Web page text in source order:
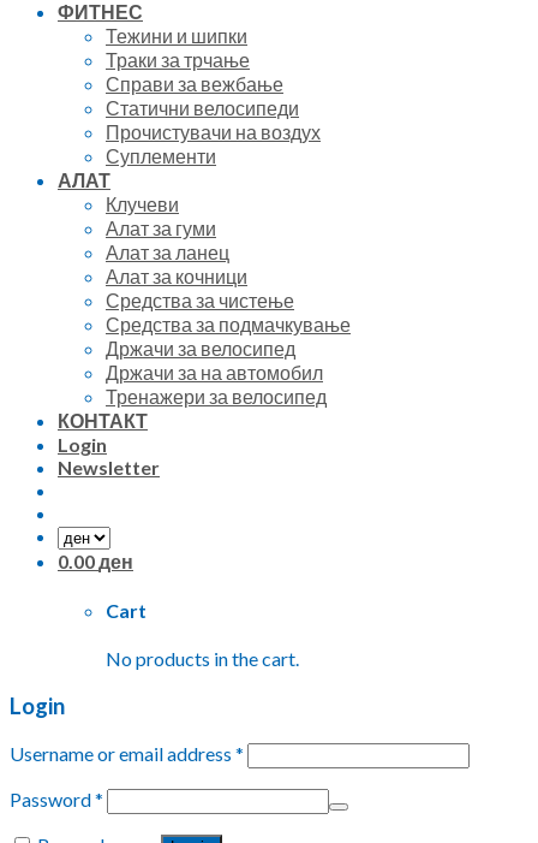
ФИТНЕС
Тежини и шипки
Траки за трчање
Справи за вежбање
Статични велосипеди
Прочистувачи на воздух
Суплементи
АЛАТ
Клучеви
Алат за гуми
Алат за ланец
Алат за кочници
Средства за чистење
Средства за подмачкување
Држачи за велосипед
Држачи за на автомобил
Тренажери за велосипед
КОНТАКТ
Login
Newsletter
0.00 ден
Cart
No products in the cart.
Login
Username or email address *
Password*